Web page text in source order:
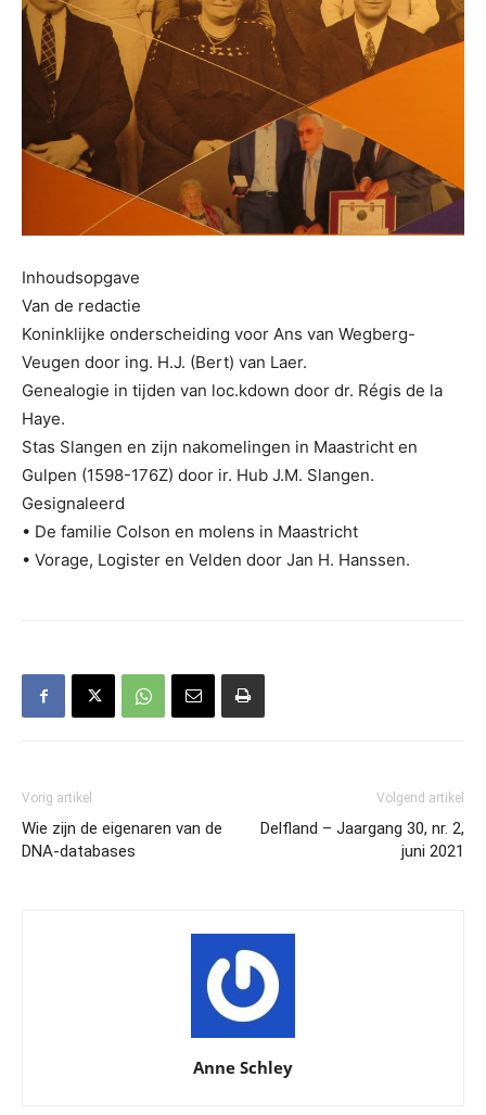
Inhoudsopgave
Van de redactie
Koninklijke onderscheiding voor Ans van Wegberg-
Veugen door ing. H.J. (Bert) van Laer.
Genealogie in tijden van loc.kdown door dr. Régis de la
Haye.
Stas Slangen en zijn nakomelingen in Maastricht en
Gulpen (1598-176Z) door ir. Hub J.M. Slangen.
Gesignaleerd
• De familie Colson en molens in Maastricht
• Vorage, Logister en Velden door Jan H. Hanssen.
Vorig artikel
Wie zijn de eigenaren van de
DNA-databases
Volgend artikel
Delfland – Jaargang 30, nr. 2,
juni 2021
Anne Schley